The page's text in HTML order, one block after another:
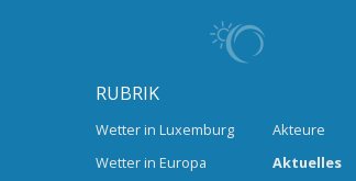
RUBRIK
Wetter in Luxemburg
Wetter in Europa
Akteure
Aktuelles